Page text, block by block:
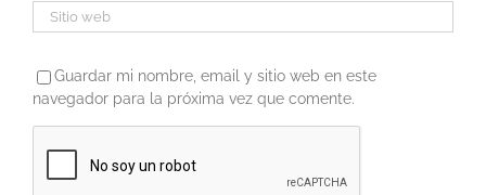
Guardar mi nombre, email y sitio web en este
navegador para la próxima vez que comente.